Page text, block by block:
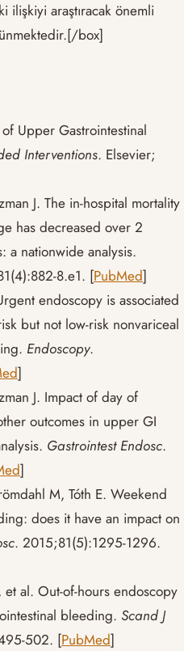
ilişkiyi araştıracak önemli
box]
Upper Gastrointestinal
Interventions. Elsevier;
J. The in-hospital mortality
has decreased over 2
a nationwide analysis.
8.e1. [PubMed]
endoscopy is associated
but not low-risk nonvariceal
Endoscopy.
]
J. Impact of day of
outcomes in upper GI
Gastrointest Endosc.
]
M, Tóth E. Weekend
does it have an impact on
. 2015;81(5):1295-1296.
al. Out-of-hours endoscopy
bleeding. Scand J
502. [PubMed]